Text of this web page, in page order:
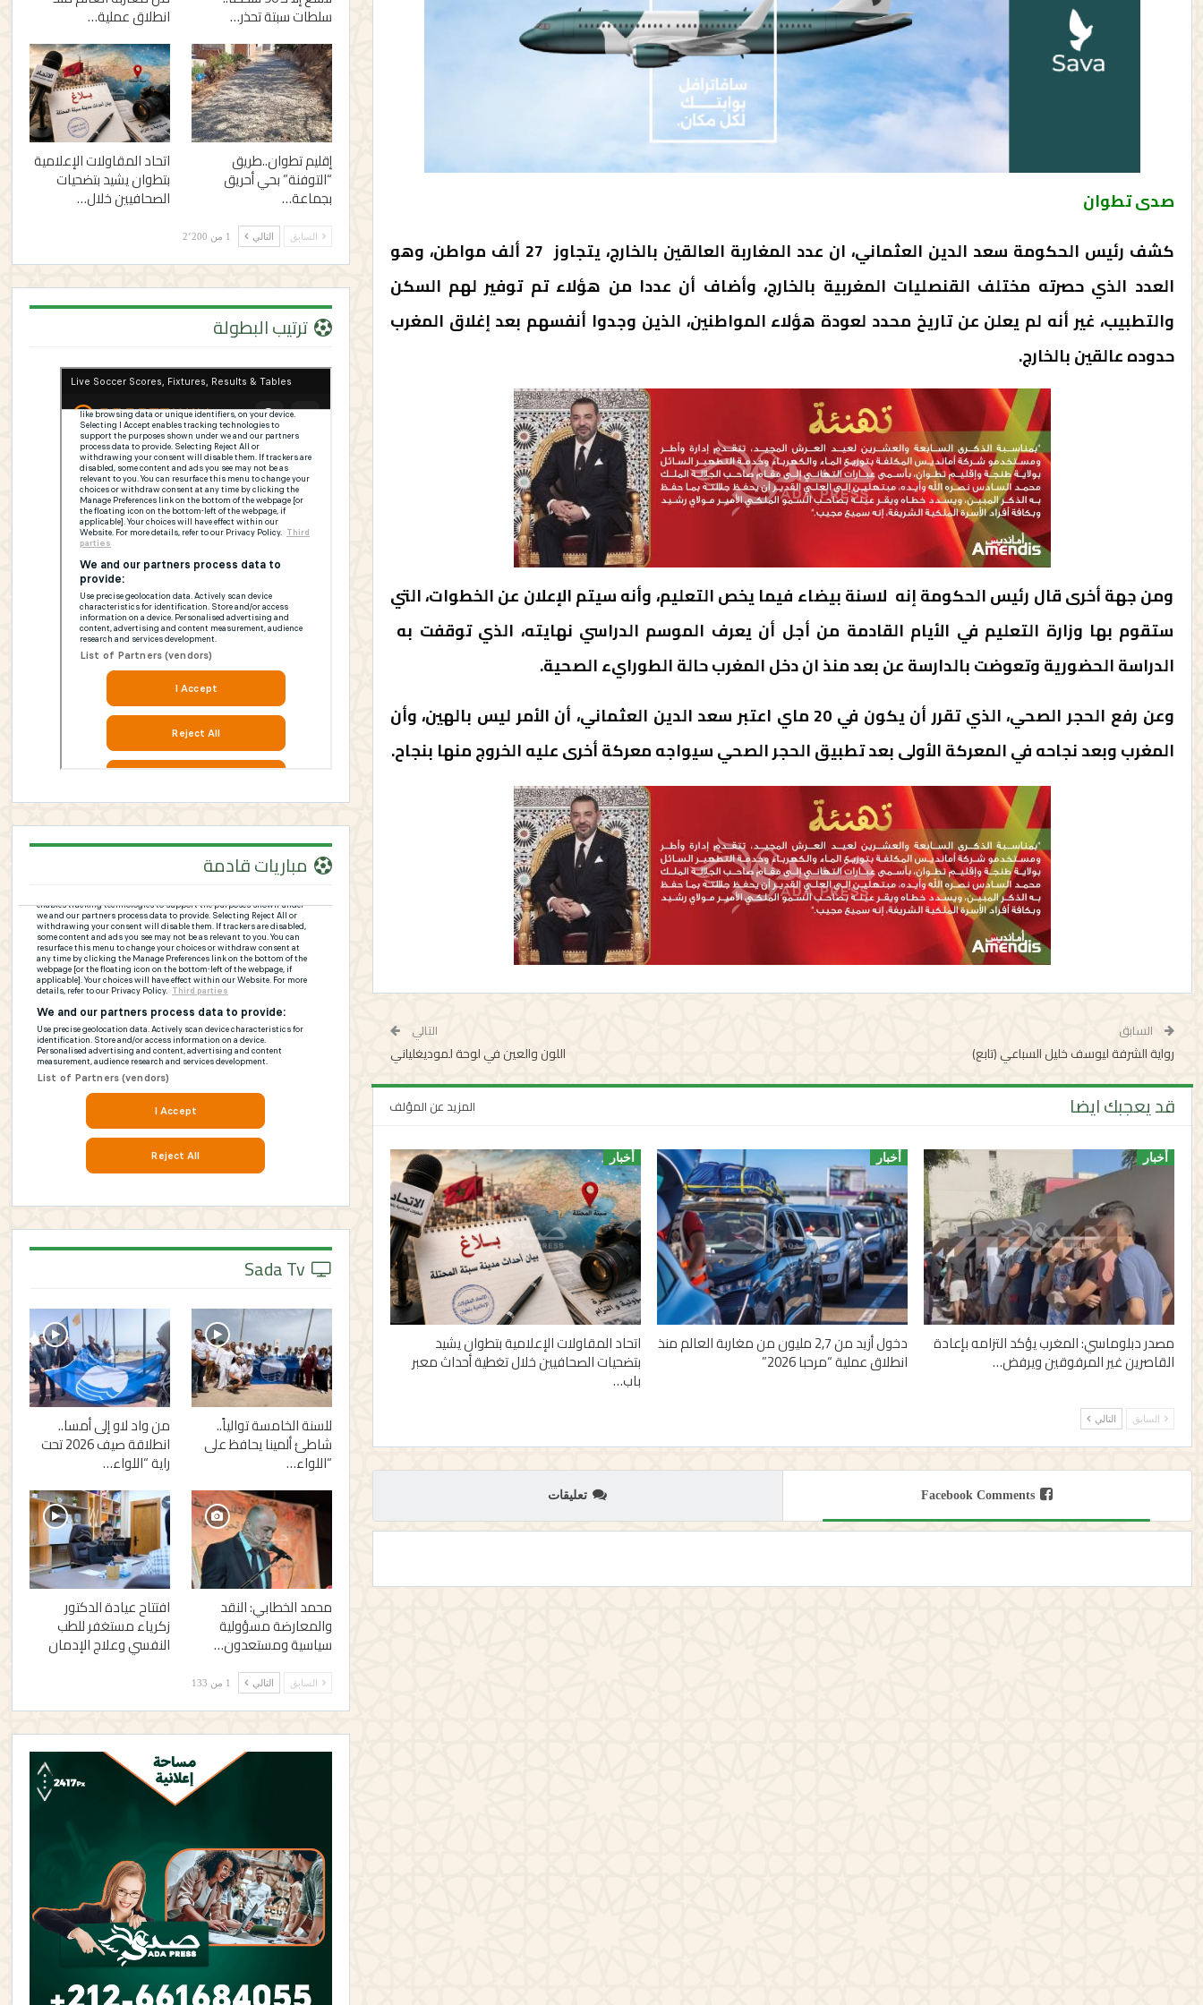
صدى تطوان
كشف رئيس الحكومة سعد الدين العثماني، ان عدد المغاربة العالقين بالخارج، يتجاوز 27 ألف مواطن، وهو
العدد الذي حصرته مختلف القنصليات المغربية بالخارج، وأضاف أن عددا من هؤلاء تم توفير لهم السكن
والتطبيب، غير أنه لم يعلن عن تاريخ محدد لعودة هؤلاء المواطنين، الذين وجدوا أنفسهم بعد إغلاق المغرب
حدوده عالقين بالخارج.
ومن جهة أخرى قال رئيس الحكومة إنه لاسنة بيضاء فيما يخص التعليم، وأنه سيتم الإعلان عن الخطوات، التي
ستقوم بها وزارة التعليم في الأيام القادمة من أجل أن يعرف الموسم الدراسي نهايته، الذي توقفت به
الدراسة الحضورية وتعوضت بالدارسة عن بعد منذ ان دخل المغرب حالة الطورايء الصحية.
وعن رفع الحجر الصحي، الذي تقرر أن يكون في 20 ماي اعتبر سعد الدين العثماني، أن الأمر ليس بالهين، وأن
المغرب وبعد نجاحه في المعركة الأولى بعد تطبيق الحجر الصحي سيواجه معركة أخرى عليه الخروج منها بنجاح.
السابق
رواية الشرفة ليوسف خليل السباعي (تابع)
التالي
اللون والعين في لوحة لموديغلياني
قد يعجبك ايضا المزيد عن المؤلف
أخبار
مصدر دبلوماسي: المغرب يؤكد التزامه بإعادة
القاصرين غير المرفوقين ويرفض…
أخبار
دخول أزيد من 2,7 مليون من مغاربة العالم منذ
انطلاق عملية “مرحبا 2026”
أخبار
اتحاد المقاولات الإعلامية بتطوان يشيد
بتضحيات الصحافيين خلال تغطية أحداث معبر
باب…
السابق التالي
Facebook Comments تعليقات
سلطات سبتة تحذر… انطلاق عملية…
إقليم تطوان..طريق
“التوفنة” بحي أحريق
بجماعة…
اتحاد المقاولات الإعلامية
بتطوان يشيد بتضحيات
الصحافيين خلال…
السابق التالي 1 من 2٬200
ترتيب البطولة
مباريات قادمة
للسنة الخامسة توالياً..
شاطئ ألمينا يحافظ على
“اللواء…
من واد لاو إلى أمسا..
انطلاقة صيف 2026 تحت
راية “اللواء…
محمد الخطابي: النقد
والمعارضة مسؤولية
سياسية ومستعدون…
افتتاح عيادة الدكتور
زكرياء مستغفر للطب
النفسي وعلاج الإدمان
السابق التالي 1 من 133